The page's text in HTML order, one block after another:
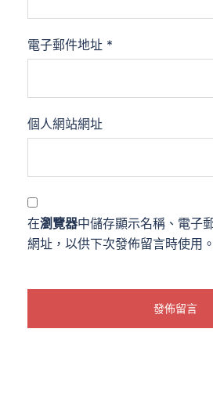
電子郵件地址 *
個人網站網址
在瀏覽器中儲存顯示名稱、電子
網址，以供下次發佈留言時使用。